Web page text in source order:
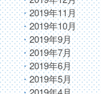
2019年11月
2019年10月
2019年9月
2019年7月
2019年6月
2019年5月